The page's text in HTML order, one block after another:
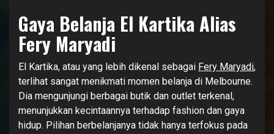
Gaya Belanja El Kartika Alias
Fery Maryadi
El Kartika, atau yang lebih dikenal sebagai Fery Maryadi,
terlihat sangat menikmati momen belanja di Melbourne.
Dia mengunjungi berbagai butik dan outlet terkenal,
menunjukkan kecintaannya terhadap fashion dan gaya
hidup. Pilihan berbelanjanya tidak hanya terfokus pada